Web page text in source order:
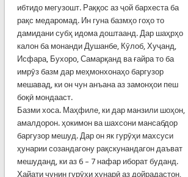
ибтидо мегузошт. Раққос аз ҷой бархеста ба
рақс медаромад. Ин гуна базмҳо гоҳо то
дамидани субҳ идома доштаанд. Дар шаҳрҳо
калон ба монанди Душанбе, Кӯлоб, Хуҷанд,
Исфара, Бухоро, Самарқанд ва ғайра то ба
имрӯз базм дар меҳмонхонаҳо баргузор
мешавад, ки он чун анъана аз замонҳои пеш
боқӣ мондааст.
Базми хоса. Маҳфиле, ки дар манзили шоҳон,
амалдорон. ҳокимон ва шахсони мансабдор
баргузор мешуд. Дар он як гурӯҳи махсуси
ҳунарии созандагону рақскунандагон даъват
мешуданд, ки аз 6 – 7 нафар иборат буданд.
Ҳайати чунин гурӯҳи ҳунарӣ аз дойрадастон,